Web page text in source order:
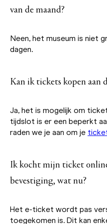
van de maand?
Neen, het museum is niet
dagen.
Kan ik tickets kopen aan
Ja, het is mogelijk om
tijdslot is er een beperkt
raden we je aan om je
Ik kocht mijn ticket
bevestiging, wat nu?
Het e-ticket wordt pas
toegekomen is. Dit kan